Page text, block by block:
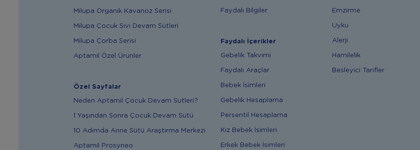
Milupa Organik Kavanoz Serisi
Milupa Çocuk Sıvı Devam Sütleri
Milupa Çorba Serisi
Aptamil Özel Ürünler
Özel Sayfalar
Neden Aptamil Çocuk Devam Sütleri?
1 Yaşından Sonra Çocuk Devam Sütü
10 Adımda Anne Sütü Araştırma Merkezi
Aptamil Prosyneo
Faydalı Bilgiler
Faydalı İçerikler
Gebelik Takvimi
Faydalı Araçlar
Bebek İsimleri
Gebelik Hesaplama
Persentil Hesaplama
Kız Bebek İsimleri
Erkek Bebek İsimleri
Emzirme
Uyku
Alerji
Hamilelik
Besleyici Tarifler